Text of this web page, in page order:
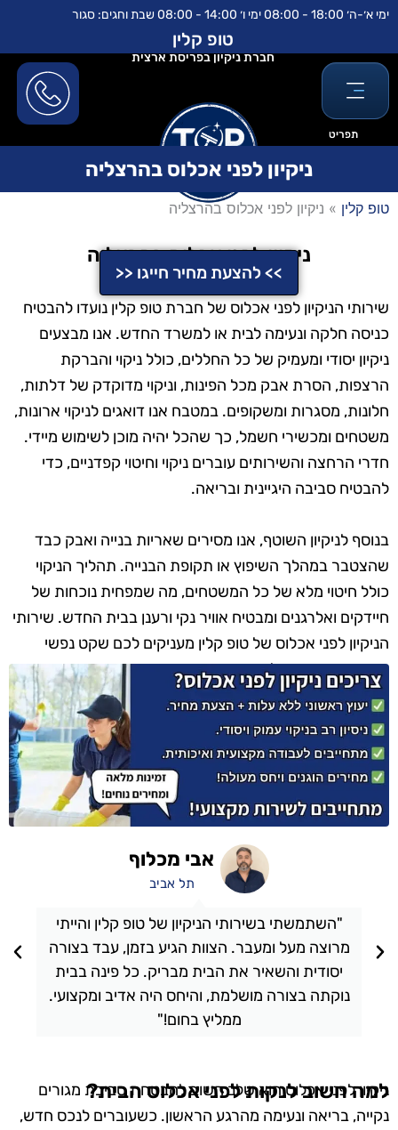
לתוכן
דילוג
ימי א׳-ה׳ 18:00 - 08:00 ימי ו׳ 14:00 - 08:00 שבת וחגים: סגור
תפריט
טופ קלין
חברת ניקיון בפריסת ארצית
ניקיון לפני אכלוס בהרצליה
טופ קלין » ניקיון לפני אכלוס בהרצליה
ניקיון לפני אכלוס בהרצליה
>> להצעת מחיר חייגו <<
שירותי הניקיון לפני אכלוס של חברת טופ קלין נועדו להבטיח
כניסה חלקה ונעימה לבית או למשרד החדש. אנו מבצעים
ניקיון יסודי ומעמיק של כל החללים, כולל ניקוי והברקת
הרצפות, הסרת אבק מכל הפינות, וניקוי מדוקדק של דלתות,
חלונות, מסגרות ומשקופים. במטבח אנו דואגים לניקוי ארונות,
משטחים ומכשירי חשמל, כך שהכל יהיה מוכן לשימוש מיידי.
חדרי הרחצה והשירותים עוברים ניקוי וחיטוי קפדניים, כדי
להבטיח סביבה היגיינית ובריאה.
בנוסף לניקיון השוטף, אנו מסירים שאריות בנייה ואבק כבד
שהצטבר במהלך השיפוץ או תקופת הבנייה. תהליך הניקוי
כולל חיטוי מלא של כל המשטחים, מה שמפחית נוכחות של
חיידקים ואלרגנים ומבטיח אוויר נקי ורענן בבית החדש. שירותי
הניקיון לפני אכלוס של טופ קלין מעניקים לכם שקט נפשי
ומאפשרים כניסה למבנה נקי, מבריק ומזמין מהיום הראשון.
"השתמשתי בשירותי הניקיון של טופ קלין והייתי
מרוצה מעל ומעבר. הצוות הגיע בזמן, עבד בצורה
יסודית והשאיר את הבית מבריק. כל פינה בבית
נוקתה בצורה מושלמת, והיחס היה אדיב ומקצועי.
ממליץ בחום!"
אבי מכלוף
תל אביב
למה חשוב לנקות לפני אכלוס הבית?
ניקיון לפני אכלוס הוא שלב חשוב להבטחת סביבת מגורים
נקייה, בריאה ונעימה מהרגע הראשון. כשעוברים לנכס חדש,